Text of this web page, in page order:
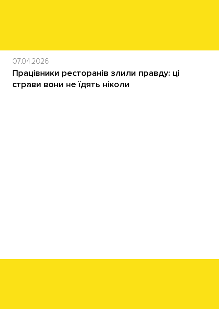
07.04.2026
Працівники ресторанів злили правду: ці
страви вони не їдять ніколи